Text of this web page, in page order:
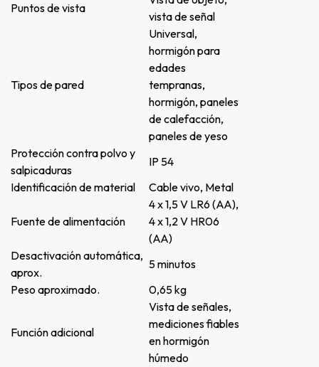
Puntos de vista
vista de señal
Tipos de pared
Universal,
hormigón para
edades
tempranas,
hormigón, paneles
de calefacción,
paneles de yeso
Protección contra polvo y
salpicaduras
IP 54
Identificación de material
Cable vivo, Metal
Fuente de alimentación
4 x 1,5 V LR6 (AA),
4 x 1,2 V HR06
(AA)
Desactivación automática,
aprox.
5 minutos
Peso aproximado.
0,65 kg
Función adicional
Vista de señales,
mediciones fiables
en hormigón
húmedo